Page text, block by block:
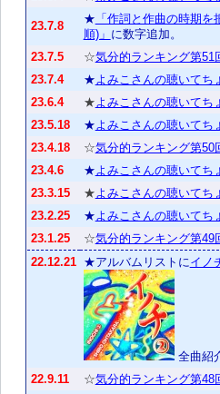
23.7.8
★ 「作詞と作曲の時期
順)」 に数字追加。
23.7.5
☆気分的ランキング第51
23.7.4
★よみこさんの聴いてち
23.6.4
★よみこさんの聴いてち
23.5.18
★よみこさんの聴いてち
23.4.18
☆気分的ランキング第50
23.4.6
★よみこさんの聴いてち
23.3.15
★よみこさんの聴いてち
23.2.25
★よみこさんの聴いてち
23.1.25
☆気分的ランキング第49
22.12.21
★アルバムリストにイノ
全曲紹
22.9.11
☆気分的ランキング第48